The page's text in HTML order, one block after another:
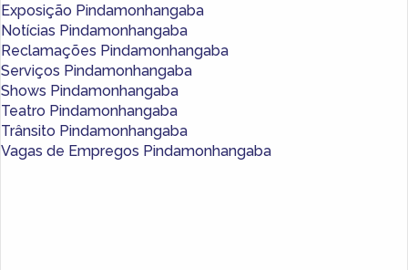
Exposição Pindamonhangaba
Notícias Pindamonhangaba
Reclamações Pindamonhangaba
Serviços Pindamonhangaba
Shows Pindamonhangaba
Teatro Pindamonhangaba
Trânsito Pindamonhangaba
Vagas de Empregos Pindamonhangaba